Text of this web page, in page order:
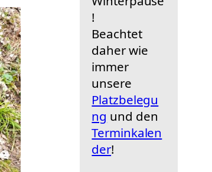
!
Beachtet
daher wie
immer
unsere
Platzbelegu
ng und den
Terminkalen
der!